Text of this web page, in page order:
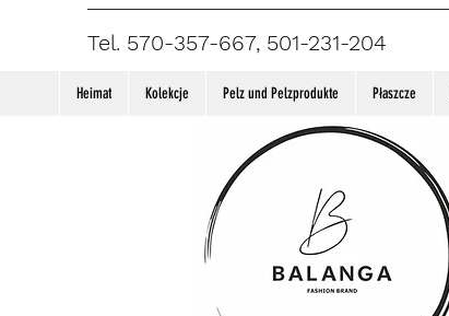
Tel. 570-357-667, 501-231-204
Heimat Kolekcje Pelz und Pelzprodukte Płaszcze